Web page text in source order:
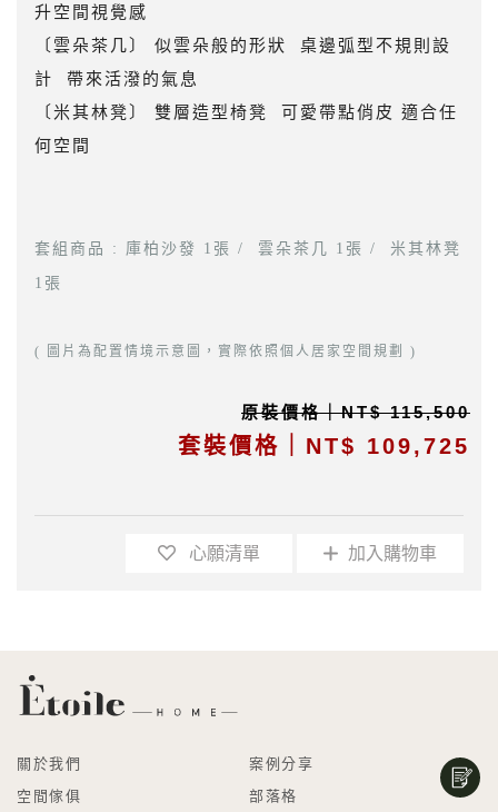
升空間視覺感
〔雲朵茶几〕 似雲朵般的形狀 桌邊弧型不規則設
計 帶來活潑的氣息
〔米其林凳〕 雙層造型椅凳 可愛帶點俏皮 適合任
何空間
套組商品 : 庫柏沙發 1張 / 雲朵茶几 1張 / 米其林凳
1張
( 圖片為配置情境示意圖，實際依照個人居家空間規劃 )
原裝價格｜NT$ 115,500
套裝價格｜NT$ 109,725
心願清單 加入購物車
關於我們
案例分享
空間傢俱
部落格